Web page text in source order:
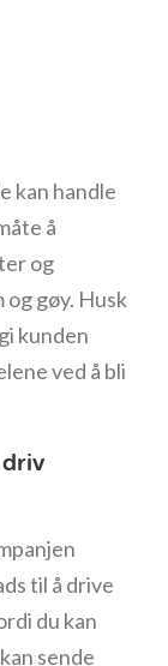
kan handle
å
og
og gøy. Husk
kunden
ved å bli
til å drive
du kan
sende